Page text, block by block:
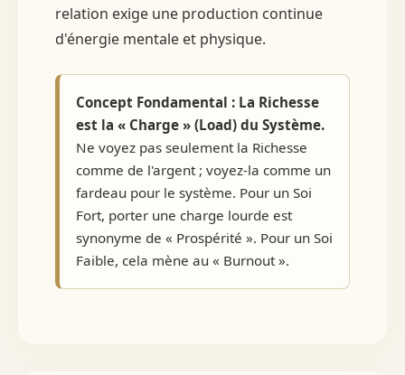
relation exige une production continue
d'énergie mentale et physique.
Concept Fondamental : La Richesse
est la « Charge » (Load) du Système.
Ne voyez pas seulement la Richesse
comme de l'argent ; voyez-la comme un
fardeau pour le système. Pour un Soi
Fort, porter une charge lourde est
synonyme de « Prospérité ». Pour un Soi
Faible, cela mène au « Burnout ».